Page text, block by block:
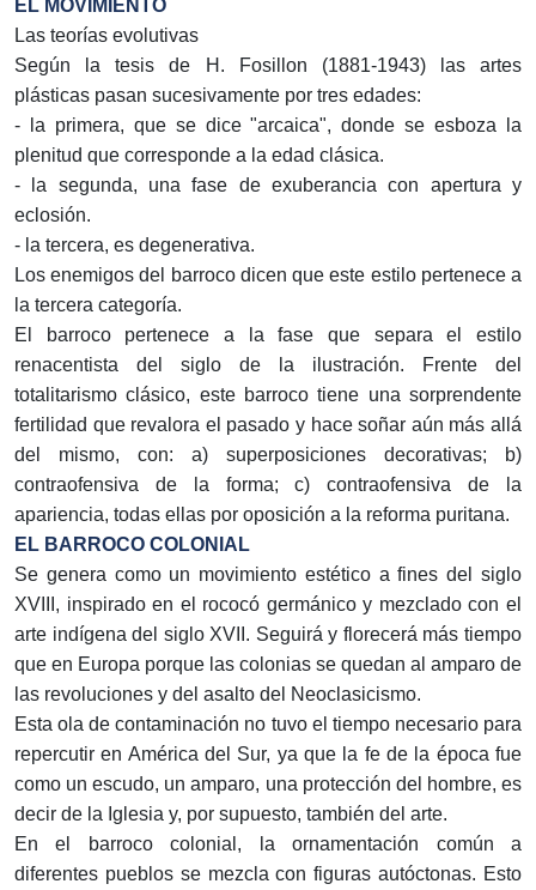
EL MOVIMIENTO
Las teorías evolutivas
Según la tesis de H. Fosillon (1881-1943) las artes
plásticas pasan sucesivamente por tres edades:
- la primera, que se dice "arcaica", donde se esboza la
plenitud que corresponde a la edad clásica.
- la segunda, una fase de exuberancia con apertura y
eclosión.
- la tercera, es degenerativa.
Los enemigos del barroco dicen que este estilo pertenece a
la tercera categoría.
El barroco pertenece a la fase que separa el estilo
renacentista del siglo de la ilustración. Frente del
totalitarismo clásico, este barroco tiene una sorprendente
fertilidad que revalora el pasado y hace soñar aún más allá
del mismo, con: a) superposiciones decorativas; b)
contraofensiva de la forma; c) contraofensiva de la
apariencia, todas ellas por oposición a la reforma puritana.
EL BARROCO COLONIAL
Se genera como un movimiento estético a fines del siglo
XVIII, inspirado en el rococó germánico y mezclado con el
arte indígena del siglo XVII. Seguirá y florecerá más tiempo
que en Europa porque las colonias se quedan al amparo de
las revoluciones y del asalto del Neoclasicismo.
Esta ola de contaminación no tuvo el tiempo necesario para
repercutir en América del Sur, ya que la fe de la época fue
como un escudo, un amparo, una protección del hombre, es
decir de la Iglesia y, por supuesto, también del arte.
En el barroco colonial, la ornamentación común a
diferentes pueblos se mezcla con figuras autóctonas. Esto